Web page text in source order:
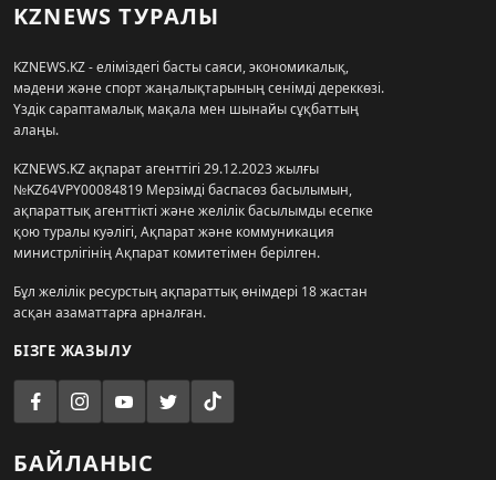
KZNEWS ТУРАЛЫ
KZNEWS.KZ - еліміздегі басты саяси, экономикалық,
мәдени және спорт жаңалықтарының сенімді дереккөзі.
Үздік сараптамалық мақала мен шынайы сұқбаттың
алаңы.
KZNEWS.KZ ақпарат агенттігі 29.12.2023 жылғы
№KZ64VPY00084819 Мерзімді баспасөз басылымын,
ақпараттық агенттікті және желілік басылымды есепке
қою туралы куәлігі, Ақпарат және коммуникация
министрлігінің Ақпарат комитетімен берілген.
Бұл желілік ресурстың ақпараттық өнімдері 18 жастан
асқан азаматтарға арналған.
БІЗГЕ ЖАЗЫЛУ
БАЙЛАНЫС